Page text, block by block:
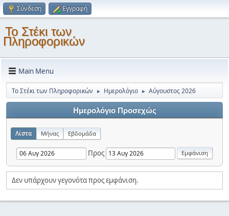
Σύνδεση Εγγραφή
Το Στέκι των
Πληροφορικών
Main Menu
Το Στέκι των Πληροφορικών ► Ημερολόγιο ► Αύγουστος 2026
Ημερολόγιο Προσεχώς
Λίστα Μήνας Εβδομάδα
Προς
Δεν υπάρχουν γεγονότα προς εμφάνιση.